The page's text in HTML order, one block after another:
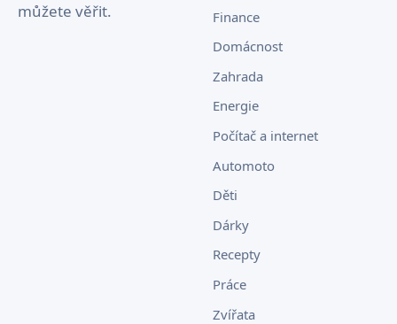
můžete věřit.
Finance
Domácnost
Zahrada
Energie
Počítač a internet
Automoto
Děti
Dárky
Recepty
Práce
Zvířata